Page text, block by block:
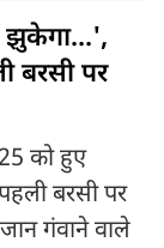
बरसी पर
को हुए
बरसी पर
गंवाने वाले